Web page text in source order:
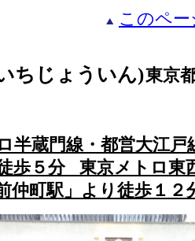
このペ
ちじょういん)東京
半蔵門線・都営大江戸
歩５分 東京メトロ東
仲町駅」より徒歩１